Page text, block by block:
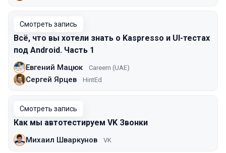
Смотреть запись
Всё, что вы хотели знать о Kaspresso и UI-тестах
под Android. Часть 1
Евгений Мацюк Careem (UAE)
Сергей Ярцев HintEd
Смотреть запись
Как мы автотестируем VK Звонки
Михаил Шваркунов VK